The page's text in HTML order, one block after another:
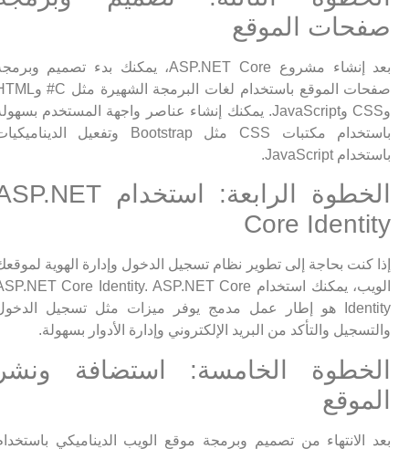
صفحات الموقع
بعد إنشاء مشروع ASP.NET Core، يمكنك بدء تصميم وبرمجة
صفحات الموقع باستخدام لغات البرمجة الشهيرة مثل C# وHTML
وCSS وJavaScript. يمكنك إنشاء عناصر واجهة المستخدم بسهولة
باستخدام مكتبات CSS مثل Bootstrap وتفعيل الديناميكيات
باستخدام JavaScript.
الخطوة الرابعة: استخدام ASP.NET
Core Identity
إذا كنت بحاجة إلى تطوير نظام تسجيل الدخول وإدارة الهوية لموقعك
الويب، يمكنك استخدام ASP.NET Core Identity. ASP.NET Core
Identity هو إطار عمل مدمج يوفر ميزات مثل تسجيل الدخول
والتسجيل والتأكد من البريد الإلكتروني وإدارة الأدوار بسهولة.
الخطوة الخامسة: استضافة ونشر
الموقع
بعد الانتهاء من تصميم وبرمجة موقع الويب الديناميكي باستخدام